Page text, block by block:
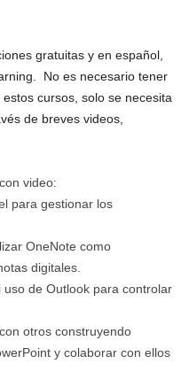
gratuitas y en español,
No es necesario tener
cursos, solo se necesita
de breves videos,
video:
para gestionar los
OneNote como
digitales.
de Outlook para controlar
otros construyendo
y colaborar con ellos